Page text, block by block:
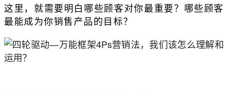
这里，就需要明白哪些顾客对你最重要？哪些顾客
最能成为你销售产品的目标？